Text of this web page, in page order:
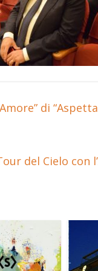
di
del Cielo con